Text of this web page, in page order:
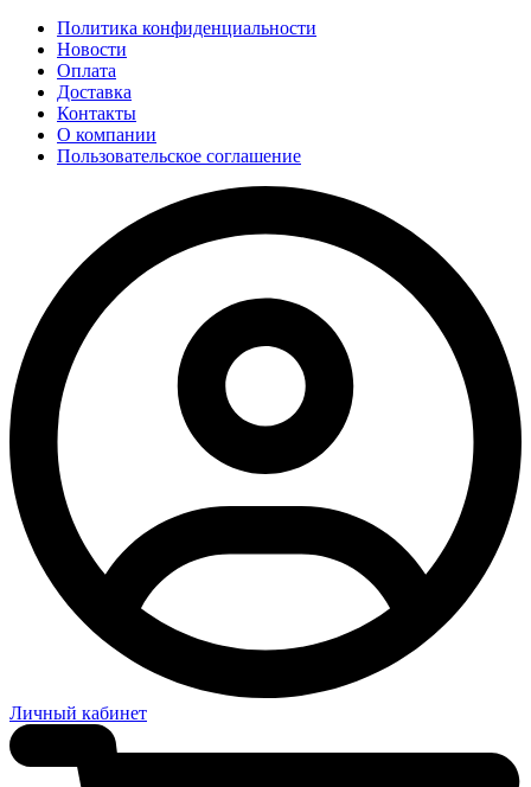
Политика конфиденциальности
Новости
Оплата
Доставка
Контакты
О компании
Пользовательское соглашение
Личный кабинет